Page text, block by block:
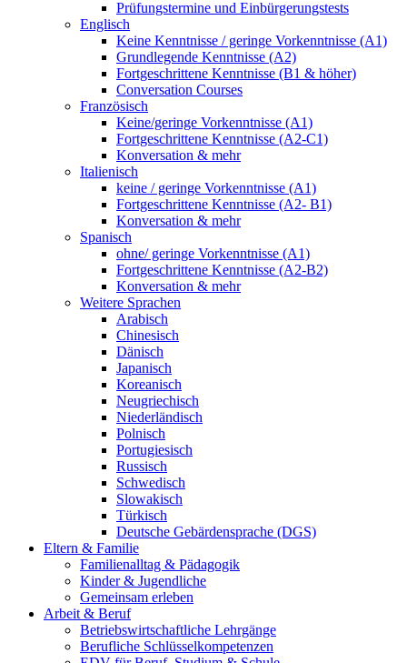
Prüfungstermine und Einbürgerungstests
Englisch
Keine Kenntnisse / geringe Vorkenntnisse (A1)
Grundlegende Kenntnisse (A2)
Fortgeschrittene Kenntnisse (B1 & höher)
Conversation Courses
Französisch
Keine/geringe Vorkenntnisse (A1)
Fortgeschrittene Kenntnisse (A2-C1)
Konversation & mehr
Italienisch
keine / geringe Vorkenntnisse (A1)
Fortgeschrittene Kenntnisse (A2- B1)
Konversation & mehr
Spanisch
ohne/ geringe Vorkenntnisse (A1)
Fortgeschrittene Kenntnisse (A2-B2)
Konversation & mehr
Weitere Sprachen
Arabisch
Chinesisch
Dänisch
Japanisch
Koreanisch
Neugriechisch
Niederländisch
Polnisch
Portugiesisch
Russisch
Schwedisch
Slowakisch
Türkisch
Deutsche Gebärdensprache (DGS)
Eltern & Familie
Familienalltag & Pädagogik
Kinder & Jugendliche
Gemeinsam erleben
Arbeit & Beruf
Betriebswirtschaftliche Lehrgänge
Berufliche Schlüsselkompetenzen